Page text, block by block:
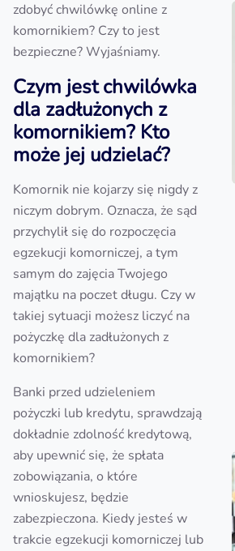
zdobyć chwilówkę online z
komornikiem? Czy to jest
bezpieczne? Wyjaśniamy.
Czym jest chwilówka
dla zadłużonych z
komornikiem? Kto
może jej udzielać?
Komornik nie kojarzy się nigdy z
niczym dobrym. Oznacza, że sąd
przychylił się do rozpoczęcia
egzekucji komorniczej, a tym
samym do zajęcia Twojego
majątku na poczet długu. Czy w
takiej sytuacji możesz liczyć na
pożyczkę dla zadłużonych z
komornikiem?
Banki przed udzieleniem
pożyczki lub kredytu, sprawdzają
dokładnie zdolność kredytową,
aby upewnić się, że spłata
zobowiązania, o które
wnioskujesz, będzie
zabezpieczona. Kiedy jesteś w
trakcie egzekucji komorniczej lub